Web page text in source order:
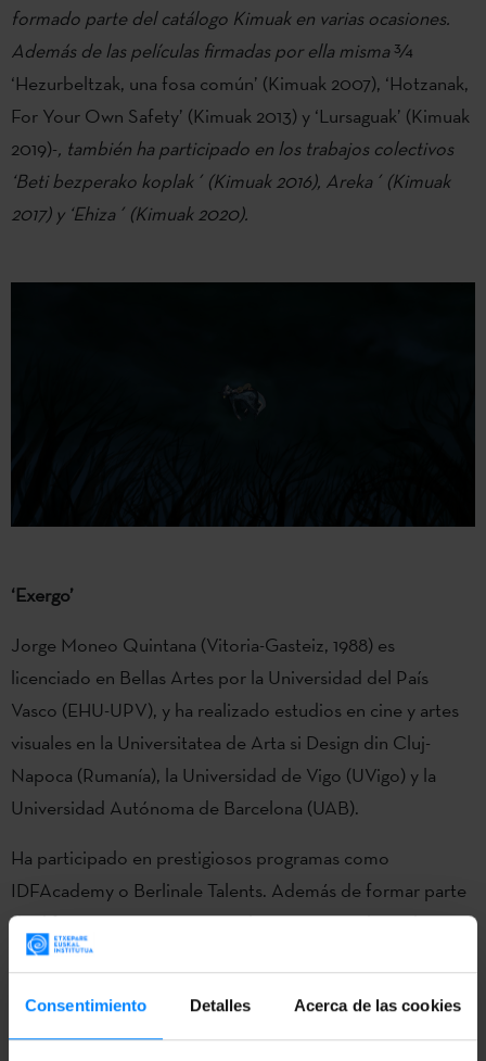
Consentimiento Detalles Acerca de las cookies
formado parte del catálogo Kimuak en varias ocasiones.
Además de las películas firmadas por ella misma¾
‘Hezurbeltzak, una fosa común’ (Kimuak 2007), ‘Hotzanak,
For Your Own Safety’ (Kimuak 2013) y ‘Lursaguak’ (Kimuak
2019)-, también ha participado en los trabajos colectivos
‘Beti bezperako koplak´ (Kimuak 2016), Areka´ (Kimuak
2017) y ‘Ehiza´ (Kimuak 2020).
‘Exergo’
Jorge Moneo Quintana (Vitoria-Gasteiz, 1988) es
licenciado en Bellas Artes por la Universidad del País
Vasco (EHU-UPV), y ha realizado estudios en cine y artes
visuales en la Universitatea de Arta si Design din Cluj-
Napoca (Rumanía), la Universidad de Vigo (UVigo) y la
Universidad Autónoma de Barcelona (UAB).
Ha participado en prestigiosos programas como
IDFAcademy o Berlinale Talents. Además de formar parte
de diferentes exposiciones colectivas, sus trabajos han
sido premiados y exhibidos en festivales internacionales
Málaga, Tirana International Film Festival, FICG-Festival